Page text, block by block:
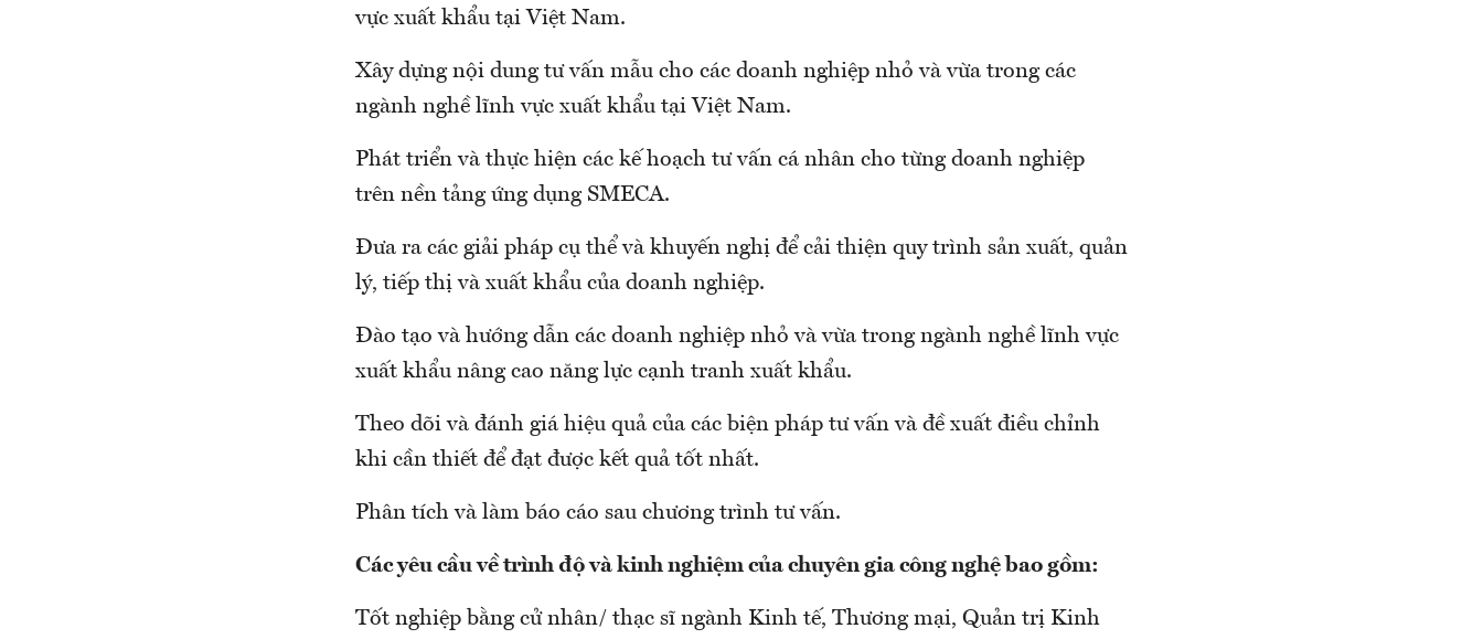
vực xuất khẩu tại Việt Nam.
Xây dựng nội dung tư vấn mẫu cho các doanh nghiệp nhỏ và vừa trong các
ngành nghề lĩnh vực xuất khẩu tại Việt Nam.
Phát triển và thực hiện các kế hoạch tư vấn cá nhân cho từng doanh nghiệp
trên nền tảng ứng dụng SMECA.
Đưa ra các giải pháp cụ thể và khuyến nghị để cải thiện quy trình sản xuất, quản
lý, tiếp thị và xuất khẩu của doanh nghiệp.
Đào tạo và hướng dẫn các doanh nghiệp nhỏ và vừa trong ngành nghề lĩnh vực
xuất khẩu nâng cao năng lực cạnh tranh xuất khẩu.
Theo dõi và đánh giá hiệu quả của các biện pháp tư vấn và đề xuất điều chỉnh
khi cần thiết để đạt được kết quả tốt nhất.
Phân tích và làm báo cáo sau chương trình tư vấn.
Các yêu cầu về trình độ và kinh nghiệm của chuyên gia công nghệ bao gồm:
Tốt nghiệp bằng cử nhân/ thạc sĩ ngành Kinh tế, Thương mại, Quản trị Kinh